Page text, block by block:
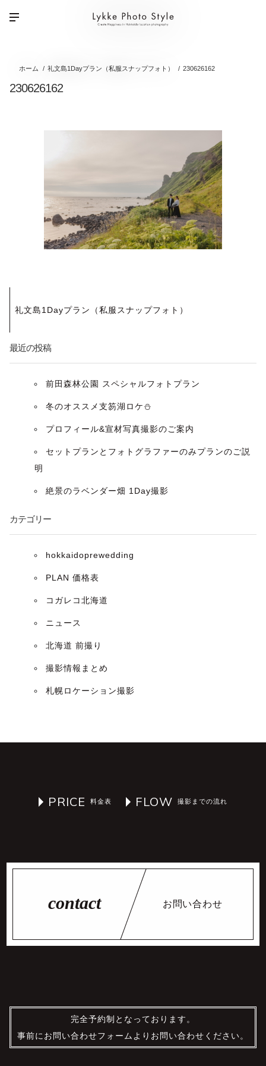
ホーム 礼文島1Dayプラン（私服スナップフォト） 230626162
230626162
投
稿
ナ
ン
礼文島1Dayプラン（私服スナップフォト）
最近の投稿
前田森林公園 スペシャルフォトプラン
冬のオススメ支笏湖ロケ⛄️
プロフィール&宣材写真撮影のご案内
セットプランとフォトグラファーのみプランのご説
明
絶景のラベンダー畑 1Day撮影
カテゴリー
hokkaidoprewedding
PLAN 価格表
コガレコ北海道
ニュース
北海道 前撮り
撮影情報まとめ
札幌ロケーション撮影
PRICE FLOW
お問い合わせ
完全予約制となっております。
事前にお問い合わせフォームよりお問い合わせください。